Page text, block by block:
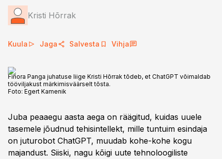
Kristi Hõrrak
Kuula Jaga Salvesta Vihja
Finora Panga juhatuse liige Kristi Hõrrak tõdeb, et ChatGPT võimaldab
tööviljakust märkimisväärselt tõsta.
Foto: Egert Kamenik
Juba peaaegu aasta aega on räägitud, kuidas uuele
tasemele jõudnud tehisintellekt, mille tuntuim esindaja
on juturobot ChatGPT, muudab kohe-kohe kogu
majandust. Siiski, nagu kõigi uute tehnoloogiliste